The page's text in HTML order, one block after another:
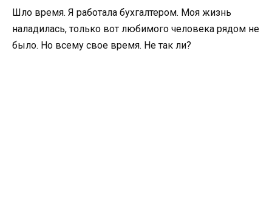
Шло время. Я работала бухгалтером. Моя жизнь
наладилась, только вот любимого человека рядом не
было. Но всему свое время. Не так ли?